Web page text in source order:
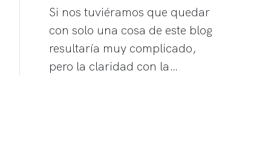
Si nos tuviéramos que quedar
con solo una cosa de este blog
resultaría muy complicado,
pero la claridad con la…